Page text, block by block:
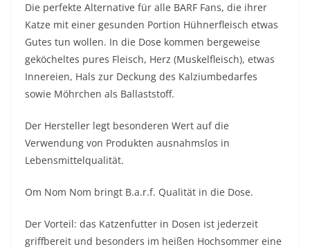
Die perfekte Alternative für alle BARF Fans, die ihrer
Katze mit einer gesunden Portion Hühnerfleisch etwas
Gutes tun wollen. In die Dose kommen bergeweise
geköcheltes pures Fleisch, Herz (Muskelfleisch), etwas
Innereien, Hals zur Deckung des Kalziumbedarfes
sowie Möhrchen als Ballaststoff.
Der Hersteller legt besonderen Wert auf die
Verwendung von Produkten ausnahmslos in
Lebensmittelqualität.
Om Nom Nom bringt B.a.r.f. Qualität in die Dose.
Der Vorteil: das Katzenfutter in Dosen ist jederzeit
griffbereit und besonders im heißen Hochsommer eine